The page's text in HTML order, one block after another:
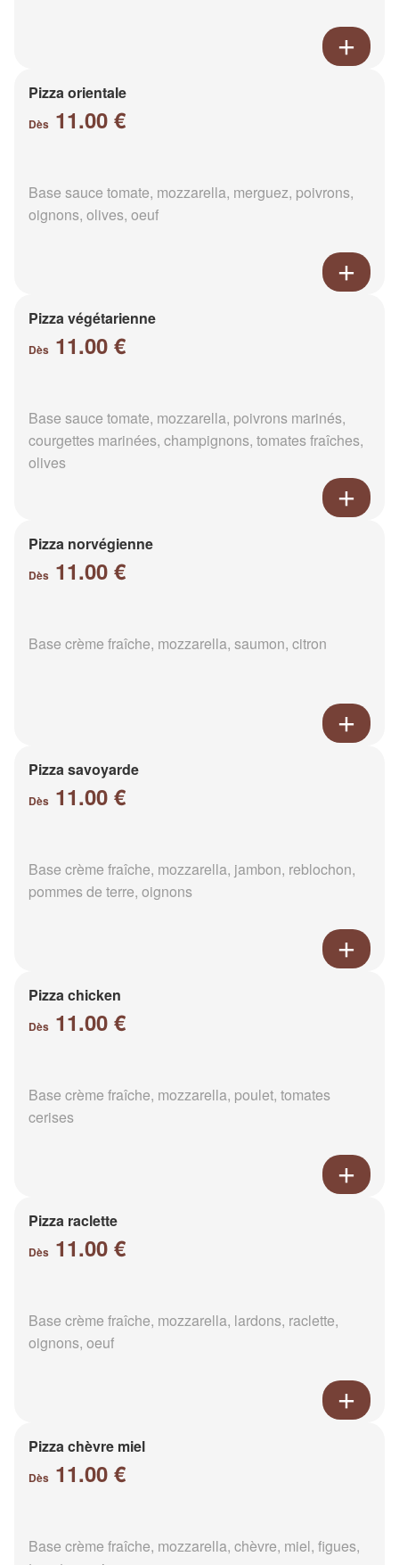
Pizza orientale
Dès 11.00 €
Base sauce tomate, mozzarella, merguez, poivrons,
oignons, olives, oeuf
Pizza végétarienne
Dès 11.00 €
Base sauce tomate, mozzarella, poivrons marinés,
courgettes marinées, champignons, tomates fraîches,
olives
Pizza norvégienne
Dès 11.00 €
Base crème fraîche, mozzarella, saumon, citron
Pizza savoyarde
Dès 11.00 €
Base crème fraîche, mozzarella, jambon, reblochon,
pommes de terre, oignons
Pizza chicken
Dès 11.00 €
Base crème fraîche, mozzarella, poulet, tomates
cerises
Pizza raclette
Dès 11.00 €
Base crème fraîche, mozzarella, lardons, raclette,
oignons, oeuf
Pizza chèvre miel
Dès 11.00 €
Base crème fraîche, mozzarella, chèvre, miel, figues,